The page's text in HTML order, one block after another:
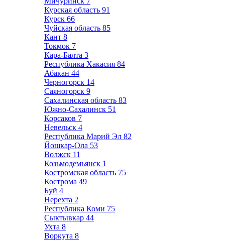
Курская область 91
Курск 66
Чуйская область 85
Кант 8
Токмок 7
Кара-Балта 3
Республика Хакасия 84
Абакан 44
Черногорск 14
Саяногорск 9
Сахалинская область 83
Южно-Сахалинск 51
Корсаков 7
Невельск 4
Республика Марий Эл 82
Йошкар-Ола 53
Волжск 11
Козьмодемьянск 1
Костромская область 75
Кострома 49
Буй 4
Нерехта 2
Республика Коми 75
Сыктывкар 44
Ухта 8
Воркута 8